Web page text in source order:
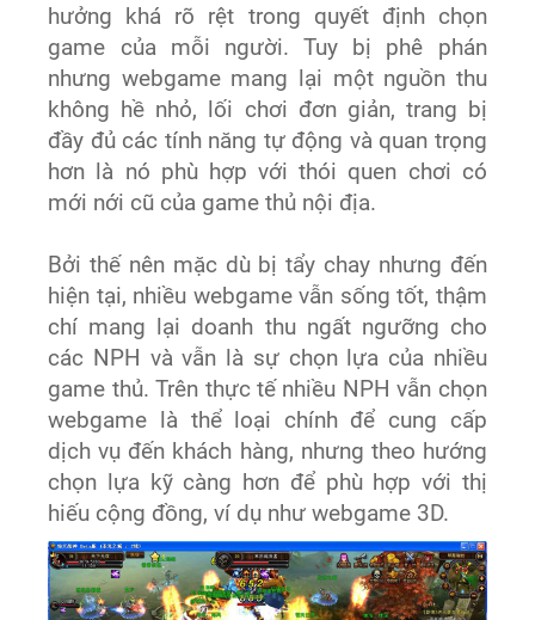
hưởng khá rõ rệt trong quyết định chọn
game của mỗi người. Tuy bị phê phán
nhưng webgame mang lại một nguồn thu
không hề nhỏ, lối chơi đơn giản, trang bị
đầy đủ các tính năng tự động và quan trọng
hơn là nó phù hợp với thói quen chơi có
mới nới cũ của game thủ nội địa.
Bởi thế nên mặc dù bị tẩy chay nhưng đến
hiện tại, nhiều webgame vẫn sống tốt, thậm
chí mang lại doanh thu ngất ngưỡng cho
các NPH và vẫn là sự chọn lựa của nhiều
game thủ. Trên thực tế nhiều NPH vẫn chọn
webgame là thể loại chính để cung cấp
dịch vụ đến khách hàng, nhưng theo hướng
chọn lựa kỹ càng hơn để phù hợp với thị
hiếu cộng đồng, ví dụ như webgame 3D.